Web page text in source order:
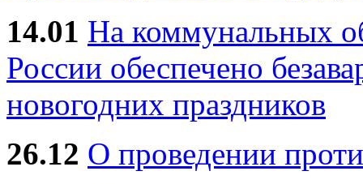
14.01 На коммунальных
России обеспечено
новогодних праздников
26.12 О проведении